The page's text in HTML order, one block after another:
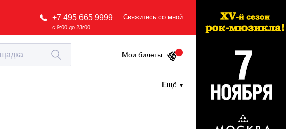
+7 495 665 9999
с 9:00 до 23:00
Свяжитесь со мной
Мои билеты
Ещё